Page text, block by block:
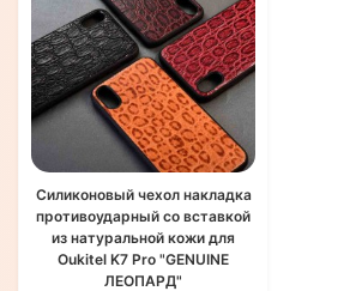
Силиконовый чехол накладка
противоударный со вставкой
из натуральной кожи для
Oukitel K7 Pro "GENUINE
ЛЕОПАРД"